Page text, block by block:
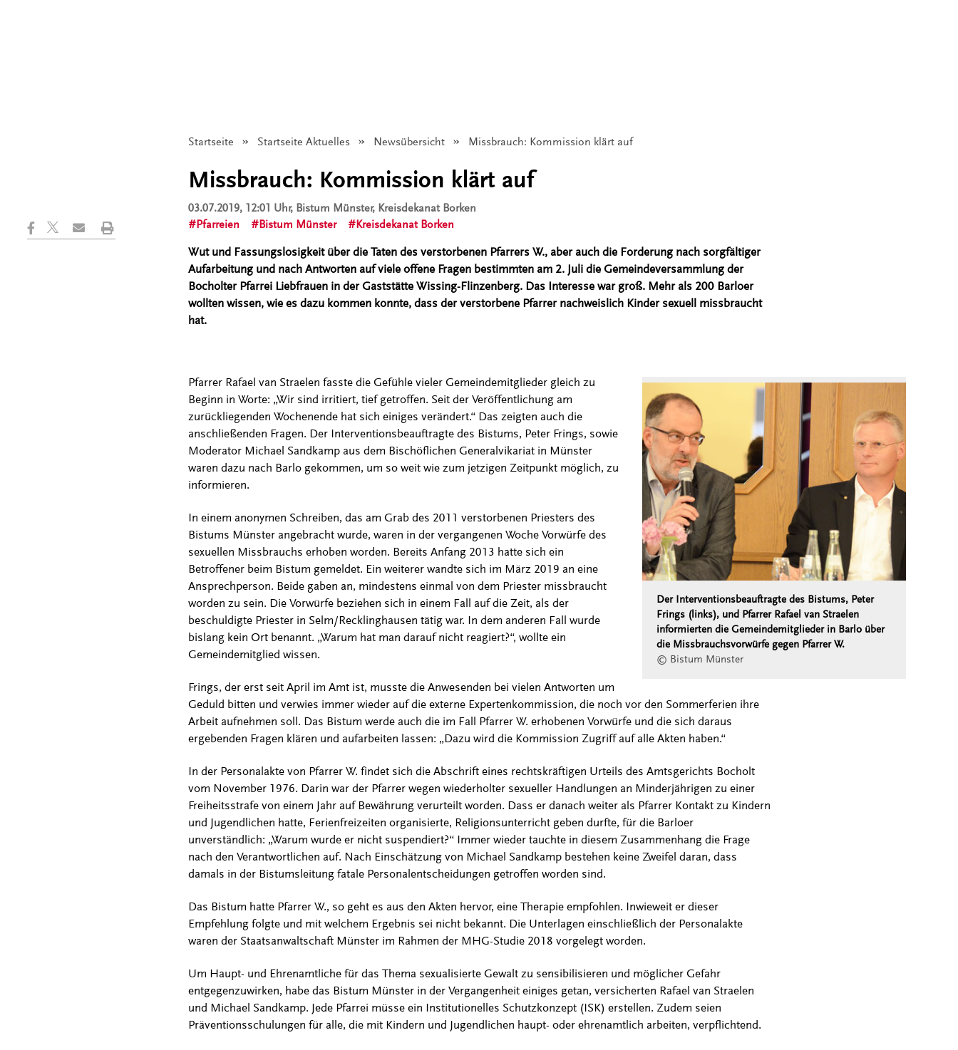
Startseite Startseite Aktuelles Newsübersicht Angezeigt:
Missbrauch: Kommission klärt auf
Missbrauch: Kommission klärt auf
03.07.2019, 12:01 Uhr, Bistum Münster, Kreisdekanat Borken
Pfarreien
Bistum Münster Kreisdekanat Borken
Wut und Fassungslosigkeit über die Taten des verstorbenen Pfarrers W., aber auch die Forderung nach sorgfältiger
Aufarbeitung und nach Antworten auf viele offene Fragen bestimmten am 2. Juli die Gemeindeversammlung der
Bocholter Pfarrei Liebfrauen in der Gaststätte Wissing-Flinzenberg. Das Interesse war groß. Mehr als 200 Barloer
wollten wissen, wie es dazu kommen konnte, dass der verstorbene Pfarrer nachweislich Kinder sexuell missbraucht
hat.
Der Interventionsbeauftragte des Bistums, Peter
Frings (links), und Pfarrer Rafael van Straelen
informierten die Gemeindemitglieder in Barlo über
die Missbrauchsvorwürfe gegen Pfarrer W.
© Bistum Münster
Pfarrer Rafael van Straelen fasste die Gefühle vieler Gemeindemitglieder gleich zu
Beginn in Worte: „Wir sind irritiert, tief getroffen. Seit der Veröffentlichung am
zurückliegenden Wochenende hat sich einiges verändert.“ Das zeigten auch die
anschließenden Fragen. Der Interventionsbeauftragte des Bistums, Peter Frings, sowie
Moderator Michael Sandkamp aus dem Bischöflichen Generalvikariat in Münster
waren dazu nach Barlo gekommen, um so weit wie zum jetzigen Zeitpunkt möglich, zu
informieren.
In einem anonymen Schreiben, das am Grab des 2011 verstorbenen Priesters des
Bistums Münster angebracht wurde, waren in der vergangenen Woche Vorwürfe des
sexuellen Missbrauchs erhoben worden. Bereits Anfang 2013 hatte sich ein
Betroffener beim Bistum gemeldet. Ein weiterer wandte sich im März 2019 an eine
Ansprechperson. Beide gaben an, mindestens einmal von dem Priester missbraucht
worden zu sein. Die Vorwürfe beziehen sich in einem Fall auf die Zeit, als der
beschuldigte Priester in Selm/Recklinghausen tätig war. In dem anderen Fall wurde
bislang kein Ort benannt. „Warum hat man darauf nicht reagiert?“, wollte ein
Gemeindemitglied wissen.
Frings, der erst seit April im Amt ist, musste die Anwesenden bei vielen Antworten um
Geduld bitten und verwies immer wieder auf die externe Expertenkommission, die noch vor den Sommerferien ihre
Arbeit aufnehmen soll. Das Bistum werde auch die im Fall Pfarrer W. erhobenen Vorwürfe und die sich daraus
ergebenden Fragen klären und aufarbeiten lassen: „Dazu wird die Kommission Zugriff auf alle Akten haben.“
In der Personalakte von Pfarrer W. findet sich die Abschrift eines rechtskräftigen Urteils des Amtsgerichts Bocholt
vom November 1976. Darin war der Pfarrer wegen wiederholter sexueller Handlungen an Minderjährigen zu einer
Freiheitsstrafe von einem Jahr auf Bewährung verurteilt worden. Dass er danach weiter als Pfarrer Kontakt zu Kindern
und Jugendlichen hatte, Ferienfreizeiten organisierte, Religionsunterricht geben durfte, für die Barloer
unverständlich: „Warum wurde er nicht suspendiert?“ Immer wieder tauchte in diesem Zusammenhang die Frage
nach den Verantwortlichen auf. Nach Einschätzung von Michael Sandkamp bestehen keine Zweifel daran, dass
damals in der Bistumsleitung fatale Personalentscheidungen getroffen worden sind.
Das Bistum hatte Pfarrer W., so geht es aus den Akten hervor, eine Therapie empfohlen. Inwieweit er dieser
Empfehlung folgte und mit welchem Ergebnis sei nicht bekannt. Die Unterlagen einschließlich der Personalakte
waren der Staatsanwaltschaft Münster im Rahmen der MHG-Studie 2018 vorgelegt worden.
Um Haupt- und Ehrenamtliche für das Thema sexualisierte Gewalt zu sensibilisieren und möglicher Gefahr
entgegenzuwirken, habe das Bistum Münster in der Vergangenheit einiges getan, versicherten Rafael van Straelen
und Michael Sandkamp. Jede Pfarrei müsse ein Institutionelles Schutzkonzept (ISK) erstellen. Zudem seien
Präventionsschulungen für alle, die mit Kindern und Jugendlichen haupt- oder ehrenamtlich arbeiten, verpflichtend.